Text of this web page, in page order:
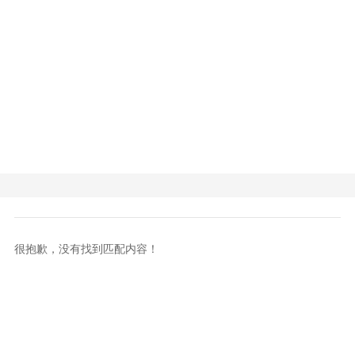
很抱歉，没有找到匹配内容！